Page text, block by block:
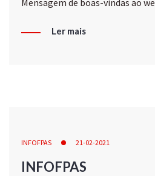
Mensagem de boas-vindas ao
Ler mais
INFOFPAS 21-02-2021
INFOFPAS